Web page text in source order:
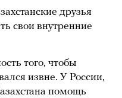
друзья
свои внутренние
того, чтобы
извне. У России,
помощь